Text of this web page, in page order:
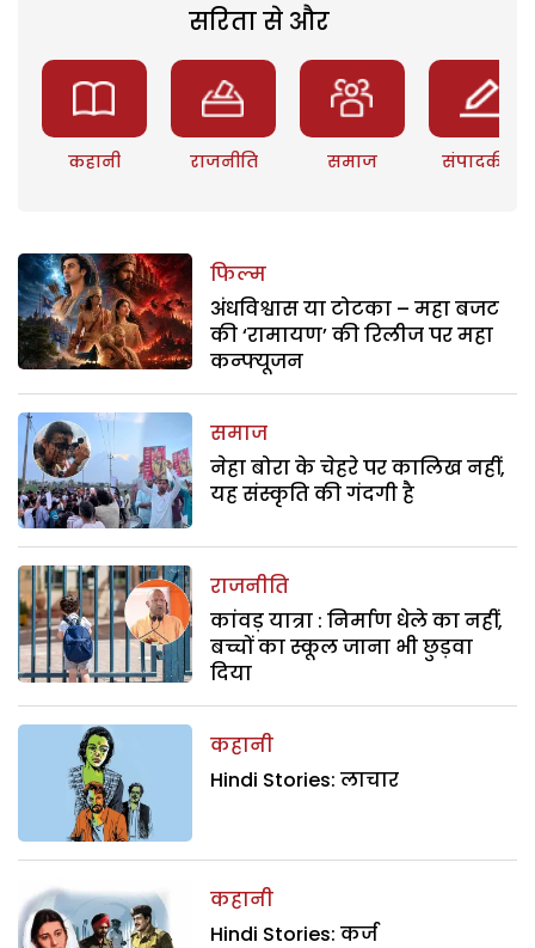
सरिता से और
कहानी राजनीति समाज संपादकीय
फिल्म
अंधविश्वास या टोटका – महा बजट
की ‘रामायण’ की रिलीज पर महा
कन्फ्यूजन
समाज
नेहा बोरा के चेहरे पर कालिख नहीं,
यह संस्कृति की गंदगी है
राजनीति
कांवड़ यात्रा : निर्माण धेले का नहीं,
बच्चों का स्कूल जाना भी छुड़वा
दिया
कहानी
Hindi Stories: लाचार
कहानी
Hindi Stories: कर्ज